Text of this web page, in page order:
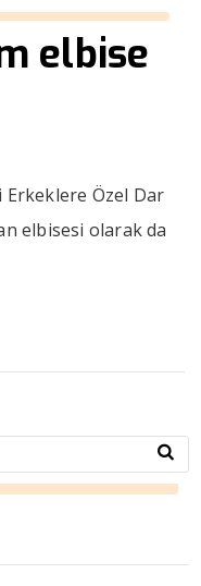
elbise
Erkeklere Özel Dar
elbisesi olarak da